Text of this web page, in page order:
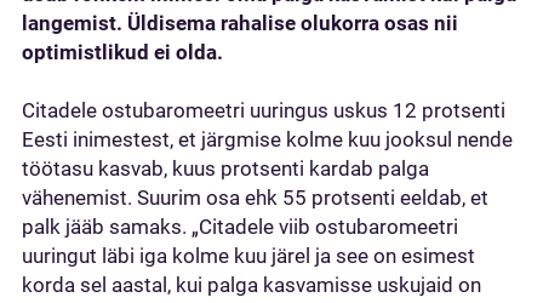
langemist. Üldisema rahalise olukorra osas nii
optimistlikud ei olda.
Citadele ostubaromeetri uuringus uskus 12 protsenti
Eesti inimestest, et järgmise kolme kuu jooksul nende
töötasu kasvab, kuus protsenti kardab palga
vähenemist. Suurim osa ehk 55 protsenti eeldab, et
palk jääb samaks. „Citadele viib ostubaromeetri
uuringut läbi iga kolme kuu järel ja see on esimest
korda sel aastal, kui palga kasvamisse uskujaid on